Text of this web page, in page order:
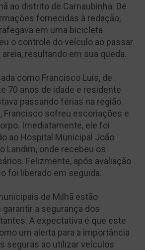
ao distrito de Carnaubinha. De
fornecidas à redação,
em uma bicicleta
o controle do veículo ao passar
resultando em sua queda.
como Francisco Luís, de
70 anos de idade e residente
passando férias na região.
Francisco sofreu escoriações e
Imediatamente, ele foi
ao Hospital Municipal João
Landim, onde recebeu os
Felizmente, após avaliação
foi liberado em seguida.
de Milhã estão
a segurança dos
A expectativa é que este
um alerta para a importância
seguras ao utilizar veículos